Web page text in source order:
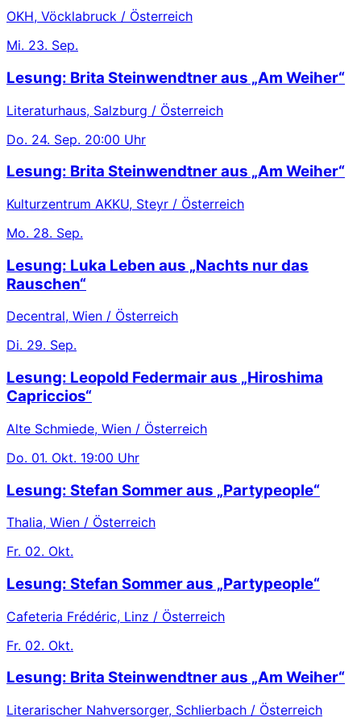
OKH, Vöcklabruck / Österreich
Mi. 23. Sep.
Lesung: Brita Steinwendtner aus „Am Weiher“
Literaturhaus, Salzburg / Österreich
Do. 24. Sep. 20:00 Uhr
Lesung: Brita Steinwendtner aus „Am Weiher“
Kulturzentrum AKKU, Steyr / Österreich
Mo. 28. Sep.
Lesung: Luka Leben aus „Nachts nur das
Rauschen“
Decentral, Wien / Österreich
Di. 29. Sep.
Lesung: Leopold Federmair aus „Hiroshima
Capriccios“
Alte Schmiede, Wien / Österreich
Do. 01. Okt. 19:00 Uhr
Lesung: Stefan Sommer aus „Partypeople“
Thalia, Wien / Österreich
Fr. 02. Okt.
Lesung: Stefan Sommer aus „Partypeople“
Cafeteria Frédéric, Linz / Österreich
Fr. 02. Okt.
Lesung: Brita Steinwendtner aus „Am Weiher“
Literarischer Nahversorger, Schlierbach / Österreich